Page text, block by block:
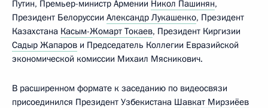
Путин, Премьер-министр Армении Никол Пашинян,
Президент Белоруссии Александр Лукашенко, Президент
Казахстана Касым-Жомарт Токаев, Президент Киргизии
Садыр Жапаров и Председатель Коллегии Евразийской
экономической комиссии Михаил Мясникович.
В расширенном формате к заседанию по видеосвязи
присоединился Президент Узбекистана Шавкат Мирзиёев